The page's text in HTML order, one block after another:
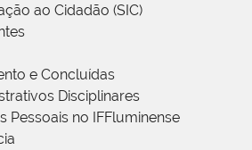
ao Cidadão (SIC)
e Concluídas
Disciplinares
Pessoais no IFFluminense